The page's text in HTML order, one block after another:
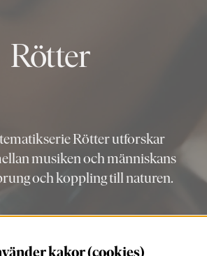
Rötter
Rötter utforskar
musiken och människans
och koppling till naturen.
kakor (cookies)